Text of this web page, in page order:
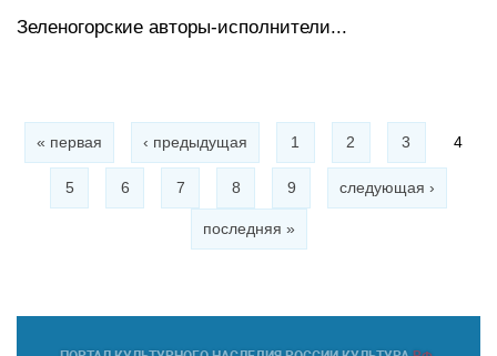
Зеленогорские авторы-исполнители...
Страницы
« первая ‹ предыдущая 1 2 3 4
5 6 7 8 9 следующая ›
последняя »